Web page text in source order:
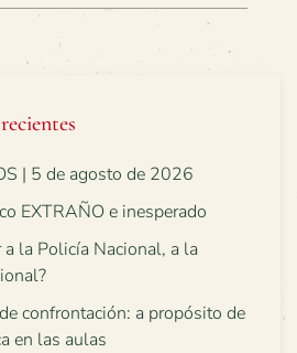
| 5 de agosto de 2026
EXTRAÑO e inesperado
la Policía Nacional, a la
confrontación: a propósito de
en las aulas